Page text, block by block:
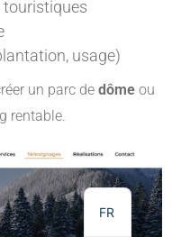
touristiques
usage)
un parc de dôme ou
rentable.
FR
EN
DE